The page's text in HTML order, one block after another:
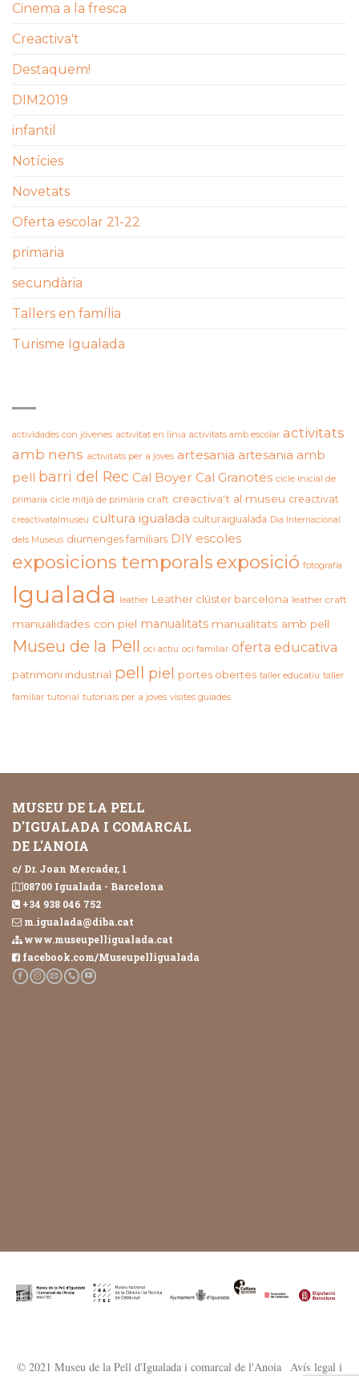
Cinema a la fresca
Creactiva't
Destaquem!
DIM2019
infantil
Notícies
Novetats
Oferta escolar 21-22
primaria
secundària
Tallers en família
Turisme Igualada
actividades con jóvenes activitat en línia activitats amb escolar activitats
amb nens activitats per a joves artesania artesania amb
pell barri del Rec Cal Boyer Cal Granotes cicle inicial de
primaria cicle mitjà de primària craft creactiva't al museu creactivat
creactivatalmuseu cultura igualada culturaigualada Dia Internacional
dels Museus diumenges familiars DIY escoles
exposicions temporals exposició fotografia
Igualada leather Leather clúster barcelona leather craft
manualidades con piel manualitats manualitats amb pell
Museu de la Pell oci actiu oci familiar oferta educativa
patrimoni industrial pell piel portes obertes taller educatiu taller
familiar tutorial tutorials per a joves visites guiades
MUSEU DE LA PELL
D'IGUALADA I COMARCAL
DE L'ANOIA
c/ Dr. Joan Mercader, 1
08700 Igualada - Barcelona
+34 938 046 752
m.igualada@diba.cat
www.museupelligualada.cat
facebook.com/Museupelligualada
© 2021 Museu de la Pell d'Igualada i comarcal de l'Anoia Avís legal i